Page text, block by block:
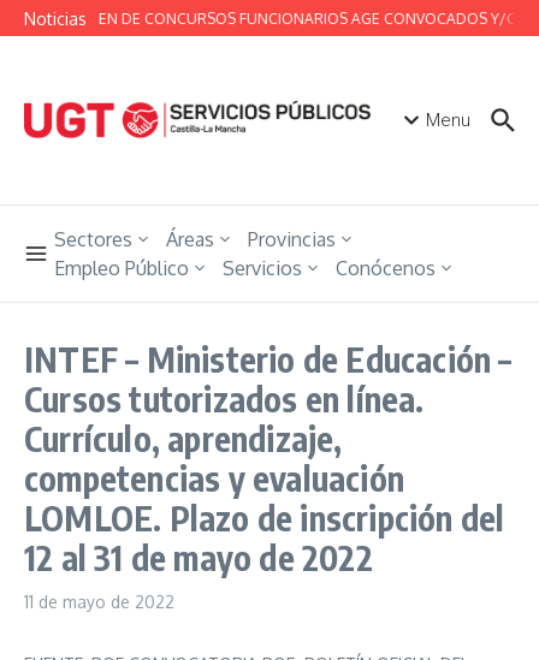
Saltar al contenido
Noticias
RESUMEN DE CONCURSOS FUNCIONARIOS AGE CONVOCADOS Y/O
Menu
Sectores Áreas
Provincias
Empleo Público
Servicios Conócenos
INTEF – Ministerio de Educación –
Cursos tutorizados en línea.
Currículo, aprendizaje,
competencias y evaluación
LOMLOE. Plazo de inscripción del
12 al 31 de mayo de 2022
11 de mayo de 2022